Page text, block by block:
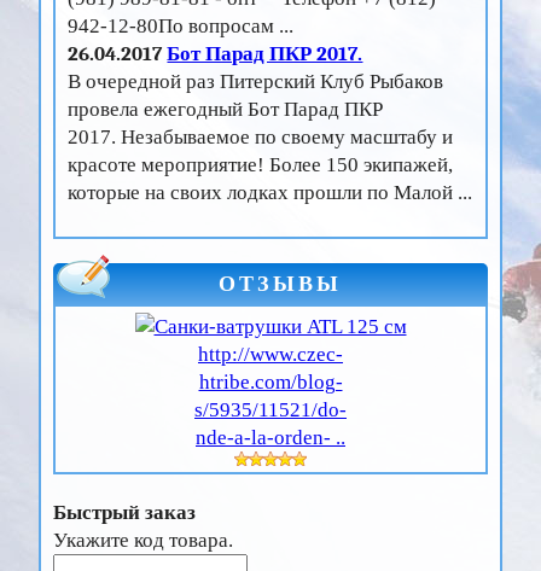
942-12-80По вопросам ...
26.04.2017Бот Парад ПКР 2017.
В очередной раз Питерский Клуб Рыбаков
провела ежегодный Бот Парад ПКР
2017. Незабываемое по своему масштабу и
красоте мероприятие! Более 150 экипажей,
которые на своих лодках прошли по Малой ...
ОТЗЫВЫ
http://www.czec-
htribe.com/blog-
s/5935/11521/do-
nde-a-la-orden- ..
Быстрый заказ
Укажите код товара.